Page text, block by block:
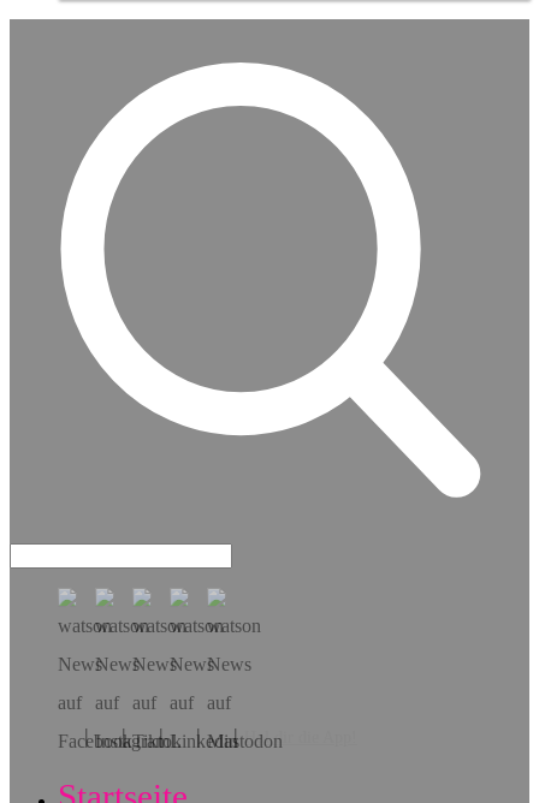
Hol dir die App!